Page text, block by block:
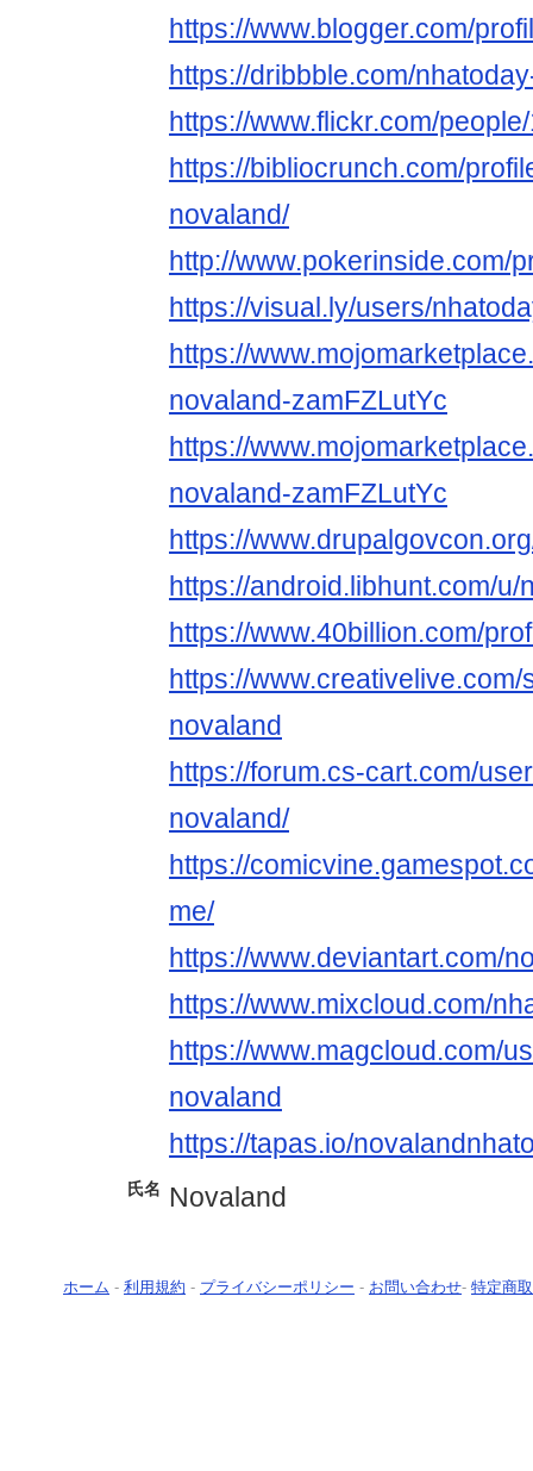
https://www.blogger.com/
https://dribbble.com/
https://www.flickr.com/
https://bibliocrunch.com/
novaland/
http://www.pokerinside.com/
https://visual.ly/users/
https://
novaland-zamFZLutYc
https://
novaland-zamFZLutYc
https://
https://android.libhunt.com/
https://www.40billion.com/
https://
novaland
https://forum.cs-cart.com/
novaland/
https://
me/
https://www.deviantart.com/
https://www.mixcloud.com/
https://www.magcloud.com/
novaland
https://tapas.io/
氏名 Novaland
ホーム - 利用規約 - プライバシーポリシー - お問い合わせ- 特定商